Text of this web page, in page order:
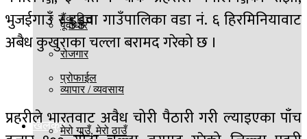
बैंक वित्त
रोजगार
व्यापार / व्यवसाय
खेलकुद
पूर्वाधार
प्रोफाईल
मेरो गाउँ, मेरो ठाउँ
भुजईगाउँ र डुडुवा गाउँपालिका वडा नं. ६ हिरमिनियावाट
अबैध कुखुराका चल्ला बरामद गरेको छ ।
प्रहरीले भारतवाट अवैध चोरी पैठारी गरी ल्याइएका पाँच